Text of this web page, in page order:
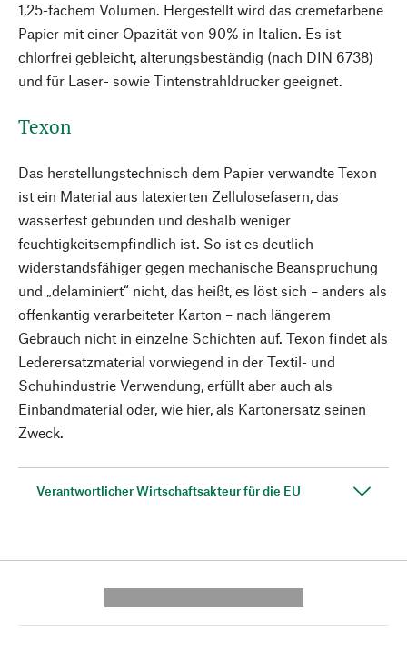
1,25-fachem Volumen. Hergestellt wird das cremefarbene
Papier mit einer Opazität von 90% in Italien. Es ist
chlorfrei gebleicht, alterungsbeständig (nach DIN 6738)
und für Laser- sowie Tintenstrahldrucker ­geeignet.
Texon
Das herstellungstechnisch dem Papier verwandte Texon
ist ein Material aus latexierten Zellulosefasern, das
wasserfest gebunden und deshalb weniger
feuchtigkeitsempfindlich ist. So ist es deutlich
widerstandsfähiger gegen mechanische Beanspruchung
und „delaminiert“ nicht, das heißt, es löst sich – anders als
offenkantig verarbeiteter Karton – nach längerem
Gebrauch nicht in einzelne Schichten auf. Texon findet als
Lederersatz­material vorwiegend in der Textil- und
Schuhindustrie Verwendung, erfüllt aber auch als
Einbandmaterial oder, wie hier, als Kartonersatz seinen
Zweck.
Verantwortlicher Wirtschaftsakteur für die EU